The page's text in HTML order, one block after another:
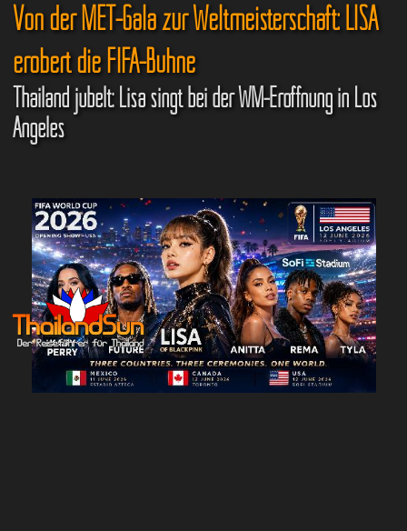
Von der MET-Gala zur Weltmeisterschaft: LISA
erobert die FIFA-Bühne
Thailand jubelt: Lisa singt bei der WM-Eröffnung in Los
Angeles